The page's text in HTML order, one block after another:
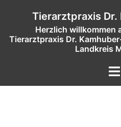
Tierarztpraxis Dr.
Herzlich willkommen
Tierarztpraxis Dr.
Landkreis